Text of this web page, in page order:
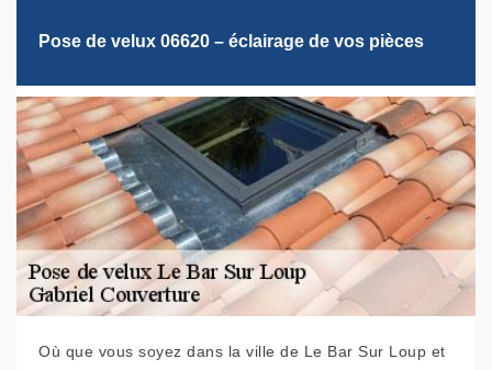
Pose de velux 06620 – éclairage de vos pièces
Où que vous soyez dans la ville de Le Bar Sur Loup et